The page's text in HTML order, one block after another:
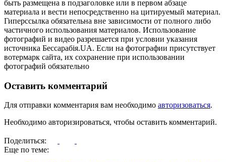
быть размещена в подзаголовке или в первом абзаце
материала и вести непосредственно на цитируемый материал.
Гиперссылка обязательна вне зависимости от полного либо
частичного использования материалов. Использование
фотографий и видео разрешается при условии указания
источника Бессарабія.UA. Если на фотографии присутствует
вотермарк сайта, их сохранение при использовании
фотографий обязательно
Оставить комментарий
Для отправки комментария вам необходимо авторизоваться.
Необходимо авторизироваться, чтобы оставить комментарий.
Поделиться:
Еще по теме: